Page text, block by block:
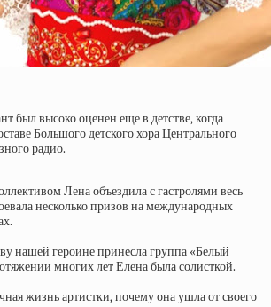
был высоко оценен еще в детстве, когда
Большого детского хора Центрального
радио.
Лена объездила с гастролями весь
несколько призов на международных
нашей героине принесла группа «Белый
многих лет Елена была солисткой.
жизнь артистки, почему она ушла от своего